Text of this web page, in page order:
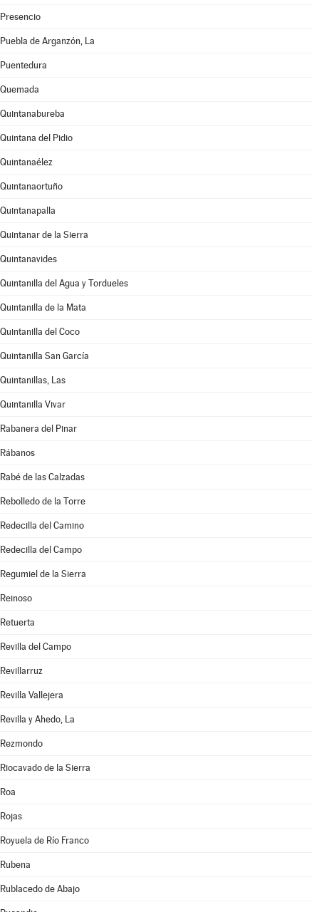
Presencio
Puebla de Arganzón, La
Puentedura
Quemada
Quintanabureba
Quintana del Pidio
Quintanaélez
Quintanaortuño
Quintanapalla
Quintanar de la Sierra
Quintanavides
Quintanilla del Agua y Tordueles
Quintanilla de la Mata
Quintanilla del Coco
Quintanilla San García
Quintanillas, Las
Quintanilla Vivar
Rabanera del Pinar
Rábanos
Rabé de las Calzadas
Rebolledo de la Torre
Redecilla del Camino
Redecilla del Campo
Regumiel de la Sierra
Reinoso
Retuerta
Revilla del Campo
Revillarruz
Revilla Vallejera
Revilla y Ahedo, La
Rezmondo
Riocavado de la Sierra
Roa
Rojas
Royuela de Río Franco
Rubena
Rublacedo de Abajo